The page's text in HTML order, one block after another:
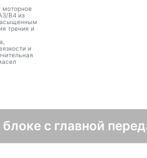
моторное
B4 из
трения и
и
с главной